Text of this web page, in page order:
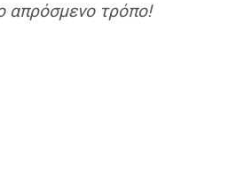
απρόσμενο τρόπο!